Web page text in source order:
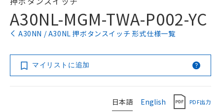
A30NL-MGM-TWA-P002-YC
A30NN / A30NL 押ボタンスイッチ 形式仕様一覧
マイリストに追加
日本語 English PDF出力